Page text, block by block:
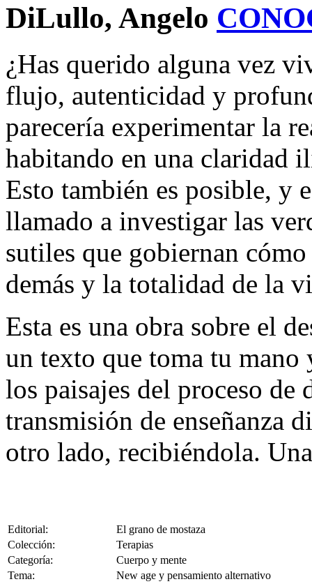
DiLullo, Angelo
¿Has querido alguna vez
flujo, autenticidad y
parecería experimentar la
habitando en una claridad
Esto también es posible, y
llamado a investigar las
sutiles que gobiernan
demás y la totalidad de la
Esta es una obra sobre el
un texto que toma tu mano
los paisajes del proceso de
transmisión de enseñanza
otro lado, recibiéndola.
Editorial:
El grano de mostaza
Colección:
Terapias
Categoría:
Cuerpo y mente
Tema:
New age y pensamiento alternativo